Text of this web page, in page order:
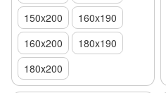
150x200
160x190
160x200
180x190
180х200